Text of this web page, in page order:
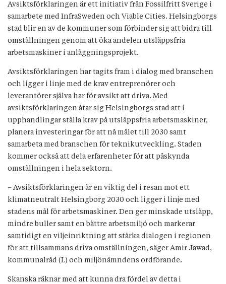
Avsiktsförklaringen är ett initiativ från Fossilfritt Sverige i
samarbete med InfraSweden och Viable Cities. Helsingborgs
stad blir en av de kommuner som förbinder sig att bidra till
omställningen genom att öka andelen utsläppsfria
arbetsmaskiner i anläggningsprojekt.
Avsiktsförklaringen har tagits fram i dialog med branschen
och ligger i linje med de krav entreprenörer och
leverantörer själva har för avsikt att driva. Med
avsiktsförklaringen åtar sig Helsingborgs stad att i
upphandlingar ställa krav på utsläppsfria arbetsmaskiner,
planera investeringar för att nå målet till 2030 samt
samarbeta med branschen för teknikutveckling. Staden
kommer också att dela erfarenheter för att påskynda
omställningen i hela sektorn.
– Avsiktsförklaringen är en viktig del i resan mot ett
klimatneutralt Helsingborg 2030 och ligger i linje med
stadens mål för arbetsmaskiner. Den ger minskade utsläpp,
mindre buller samt en bättre arbetsmiljö och markerar
samtidigt en viljeinriktning att stärka dialogen i regionen
för att tillsammans driva omställningen, säger Amir Jawad,
kommunalråd (L) och miljönämndens ordförande.
Skanska räknar med att kunna dra fördel av detta i